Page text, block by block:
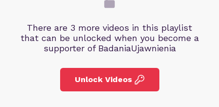
There are 3 more videos in this playlist
that can be unlocked when you become a
supporter of BadaniaUjawnienia
Unlock Videos